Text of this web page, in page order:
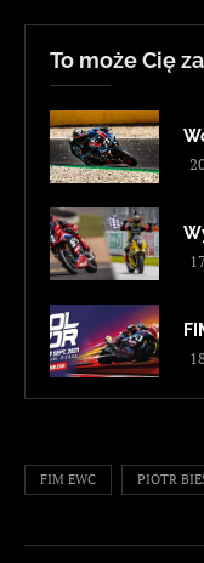
To może Cię
FIM EWC PIOTR